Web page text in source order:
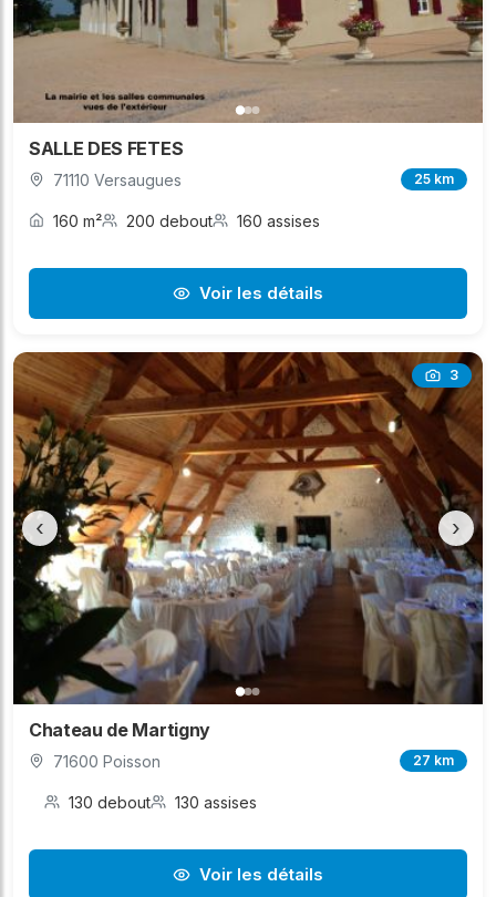
SALLE DES FETES
71110 Versaugues 25 km
160 m² 200 debout 160 assises
Voir les détails
3
‹ ›
Chateau de Martigny
71600 Poisson 27 km
130 debout 130 assises
Voir les détails